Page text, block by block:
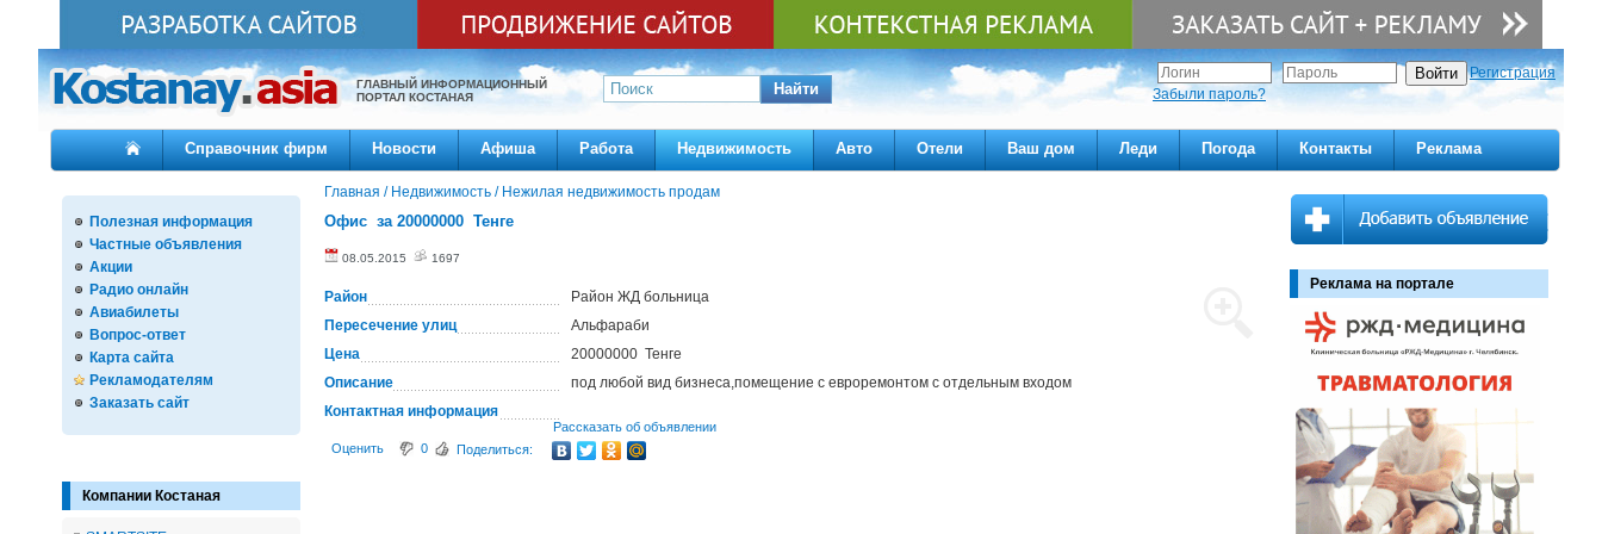
ГЛАВНЫЙ ИНФОРМАЦИОННЫЙ
ПОРТАЛ КОСТАНАЯ
Найти
Регистрация
Забыли пароль?
Справочник фирм Новости Афиша Работа Недвижимость Авто Отели Ваш дом Леди Погода Контакты Реклама
Полезная информация
Частные объявления
Акции
Радио онлайн
Авиабилеты
Вопрос-ответ
Карта сайта
Рекламодателям
Заказать сайт
Компании Костаная
Главная / Недвижимость / Нежилая недвижимость продам
Офис за 20000000 Тенге
08.05.2015 1697
Район
Район ЖД больница
Пересечение улиц
Альфараби
Цена
20000000 Тенге
Описание
под любой вид бизнеса,помещение с евроремонтом с отдельным входом
Контактная информация
Рассказать об объявлении
Оценить
0 Поделиться:
Реклама на портале